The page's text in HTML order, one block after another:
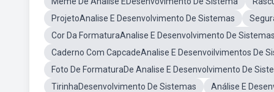
ProjetoAnalise E Desenvolvimento De Sistemas
Cor Da FormaturaAnalise E Desenvolvimento De Sistemas
Caderno Com CapcadeAnalise E Desenvoilvimentos De
Foto De FormaturaDe Analise E Desenvolvimento De
TirinhaDesenvolvimento De Sistemas
Análise E